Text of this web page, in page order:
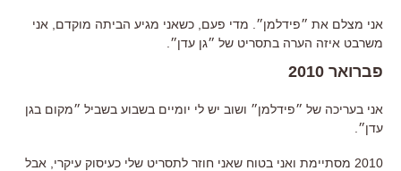
אני מצלם את ״פידלמן״. מדי פעם, כשאני מגיע הביתה מוקדם, אני
משרבט איזה הערה בתסריט של ״גן עדן״.
פברואר 2010
אני בעריכה של ״פידלמן״ ושוב יש לי יומיים בשבוע בשביל ״מקום בגן
עדן״.
2010 מסתיימת ואני בטוח שאני חוזר לתסריט שלי כעיסוק עיקרי, אבל